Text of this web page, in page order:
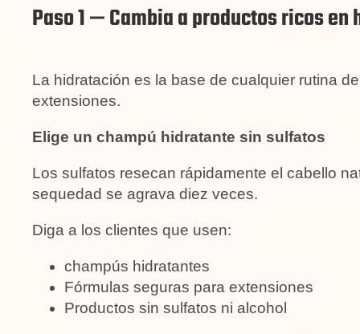
Paso 1 — Cambia a productos ricos
La hidratación es la base de cualquier rutina
extensiones.
Elige un champú hidratante sin sulfatos
Los sulfatos resecan rápidamente el cabello
sequedad se agrava diez veces.
Diga a los clientes que usen:
champús hidratantes
Fórmulas seguras para extensiones
Productos sin sulfatos ni alcohol